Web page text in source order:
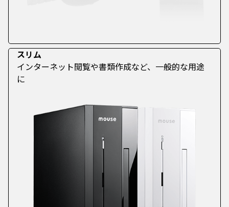
スリム
インターネット閲覧や書類作成など、一般的な用途
に